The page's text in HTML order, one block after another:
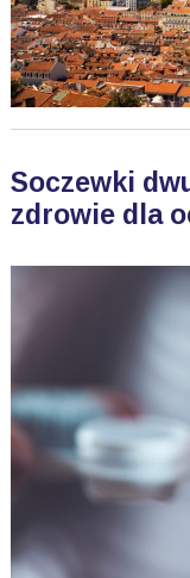
Soczewki
zdrowie dla